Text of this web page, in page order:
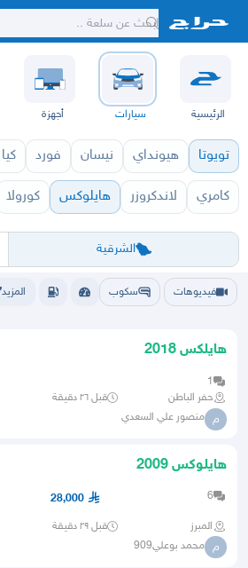
الرئيسية سيارات أجهزة
تويوتا هيونداي نيسان فورد كيا
كامري لاندكروزر هايلوكس كورولا
الشرقية
الرياض مكه ينبع
فيديوهات سكوب المزيد
هايلكس 2018
1
حفر الباطن
قبل ٢٦ دقيقة
م منصور علي السعدي
هايلوكس 2009
6
28,000
المبرز قبل ٢٩ دقيقة
م محمد بوعلي909